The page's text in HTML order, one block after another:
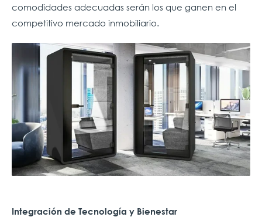
comodidades adecuadas serán los que ganen en el
competitivo mercado inmobiliario.
Integración de Tecnología y Bienestar